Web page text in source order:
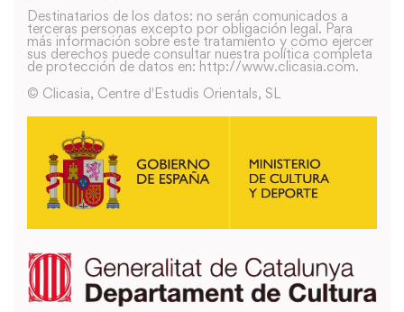
Destinatarios de los datos: no serán comunicados a
terceras personas excepto por obligación legal. Para
más información sobre este tratamiento y como ejercer
sus derechos puede consultar nuestra política completa
de protección de datos en: http://www.clicasia.com.
© Clicasia, Centre d'Estudis Orientals, SL